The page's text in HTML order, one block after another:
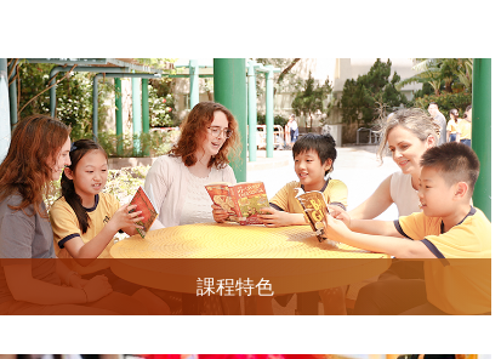
《迷你兵團與大怪獸》
課程特色